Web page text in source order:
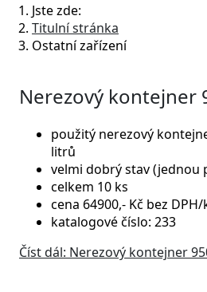
Jste zde:
Titulní stránka
Ostatní zařízení
Nerezový kontejner
použitý nerezový
litrů
velmi dobrý stav (jednou
celkem 10 ks
cena 64900,- Kč bez DPH/
katalogové číslo: 233
Číst dál: Nerezový kontejner